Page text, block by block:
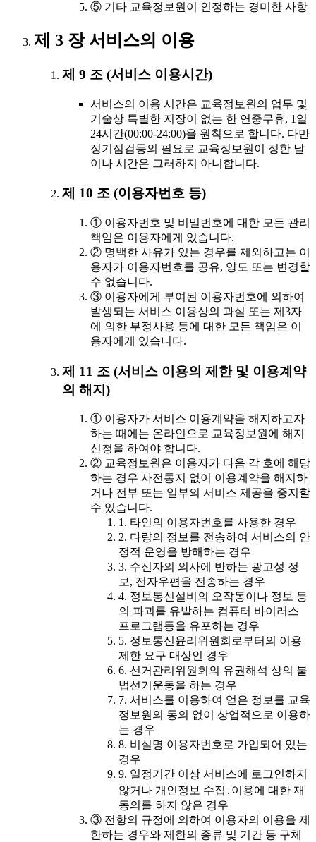
⑤ 기타 교육정보원이 인정하는 경미한 사항
제 3 장 서비스의 이용
제 9 조 (서비스 이용시간)
서비스의 이용 시간은 교육정보원의 업무 및
기술상 특별한 지장이 없는 한 연중무휴, 1일
24시간(00:00-24:00)을 원칙으로 합니다. 다만
정기점검등의 필요로 교육정보원이 정한 날
이나 시간은 그러하지 아니합니다.
제 10 조 (이용자번호 등)
① 이용자번호 및 비밀번호에 대한 모든 관리
책임은 이용자에게 있습니다.
② 명백한 사유가 있는 경우를 제외하고는 이
용자가 이용자번호를 공유, 양도 또는 변경할
수 없습니다.
③ 이용자에게 부여된 이용자번호에 의하여
발생되는 서비스 이용상의 과실 또는 제3자
에 의한 부정사용 등에 대한 모든 책임은 이
용자에게 있습니다.
제 11 조 (서비스 이용의 제한 및 이용계약
의 해지)
① 이용자가 서비스 이용계약을 해지하고자
하는 때에는 온라인으로 교육정보원에 해지
신청을 하여야 합니다.
② 교육정보원은 이용자가 다음 각 호에 해당
하는 경우 사전통지 없이 이용계약을 해지하
거나 전부 또는 일부의 서비스 제공을 중지할
수 있습니다.
1. 타인의 이용자번호를 사용한 경우
2. 다량의 정보를 전송하여 서비스의 안
정적 운영을 방해하는 경우
3. 수신자의 의사에 반하는 광고성 정
보, 전자우편을 전송하는 경우
4. 정보통신설비의 오작동이나 정보 등
의 파괴를 유발하는 컴퓨터 바이러스
프로그램등을 유포하는 경우
5. 정보통신윤리위원회로부터의 이용
제한 요구 대상인 경우
6. 선거관리위원회의 유권해석 상의 불
법선거운동을 하는 경우
7. 서비스를 이용하여 얻은 정보를 교육
정보원의 동의 없이 상업적으로 이용하
는 경우
8. 비실명 이용자번호로 가입되어 있는
경우
9. 일정기간 이상 서비스에 로그인하지
않거나 개인정보 수집․이용에 대한 재
동의를 하지 않은 경우
③ 전항의 규정에 의하여 이용자의 이용을 제
한하는 경우와 제한의 종류 및 기간 등 구체